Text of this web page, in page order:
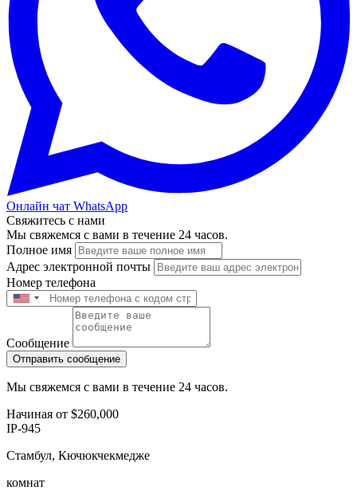
Онлайн чат WhatsApp
Свяжитесь с нами
Мы свяжемся с вами в течение 24 часов.
Полное имя
Адрес электронной почты
Номер телефона
Сообщение
Отправить сообщение
Мы свяжемся с вами в течение 24 часов.
Начиная от $260,000
IP-945
Стамбул, Кючюкчекмедже
комнат